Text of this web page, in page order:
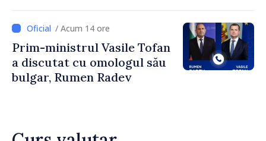
/ Acum 14 ore
Prim-ministrul Vasile Tofan
a discutat cu omologul său
bulgar, Rumen Radev